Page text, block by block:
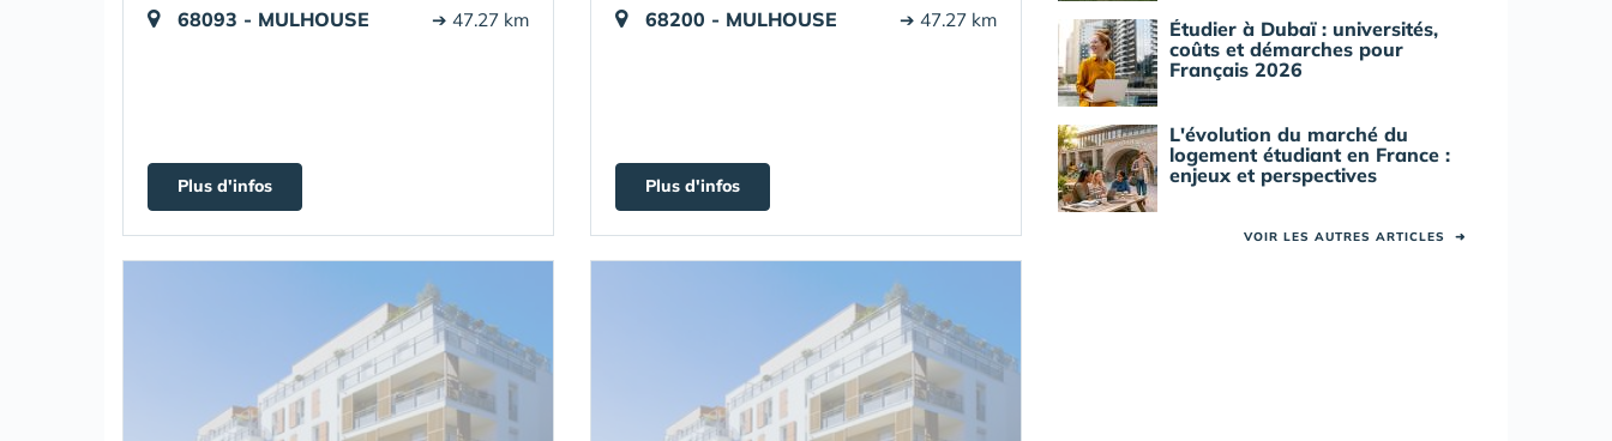
68093 - MULHOUSE ➔ 47.27 km
Plus d'infos
68200 - MULHOUSE ➔ 47.27 km
Plus d'infos
Étudier à Dubaï : universités,
coûts et démarches pour
Français 2026
L'évolution du marché du
logement étudiant en France :
enjeux et perspectives
VOIR LES AUTRES ARTICLES ➜